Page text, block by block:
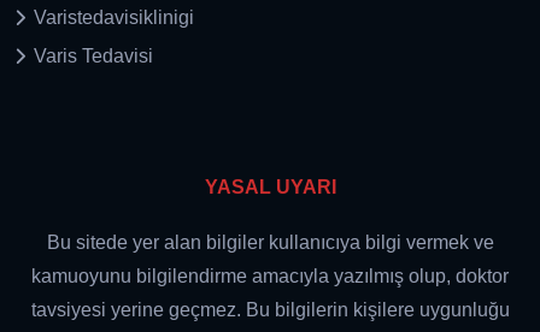
Varistedavisiklinigi
Varis Tedavisi
YASAL UYARI
Bu sitede yer alan bilgiler kullanıcıya bilgi vermek ve
kamuoyunu bilgilendirme amacıyla yazılmış olup, doktor
tavsiyesi yerine geçmez. Bu bilgilerin kişilere uygunluğu